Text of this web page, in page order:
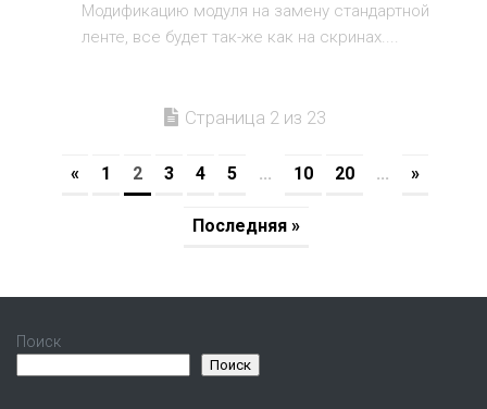
Модификацию модуля на замену стандартной
ленте, все будет так-же как на скринах....
Страница 2 из 23
« 1 2 3 4 5 ... 10 20 ... »
Последняя »
Поиск
Поиск